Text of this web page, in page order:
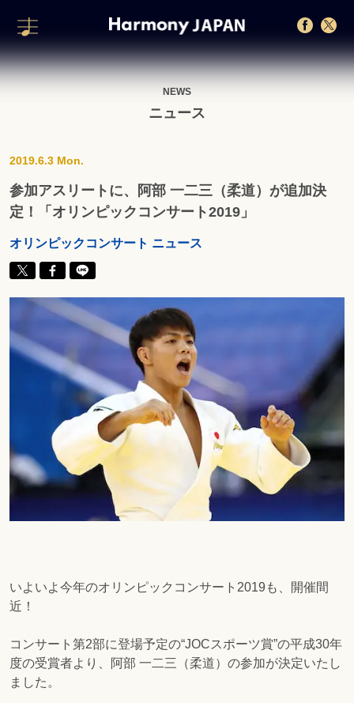
NEWS
ニュース
2019.6.3 Mon.
参加アスリートに、阿部 一二三（柔道）が追加決
定！「オリンピックコンサート2019」
オリンピックコンサート ニュース
いよいよ今年のオリンピックコンサート2019も、開催間
近！
コンサート第2部に登場予定の“JOCスポーツ賞”の平成30年
度の受賞者より、阿部 一二三（柔道）の参加が決定いたし
ました。